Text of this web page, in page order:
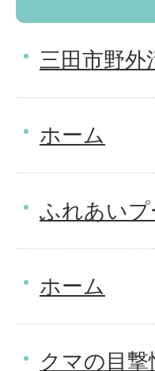
三田市野外
ホーム
ふれあい
ホーム
クマの目